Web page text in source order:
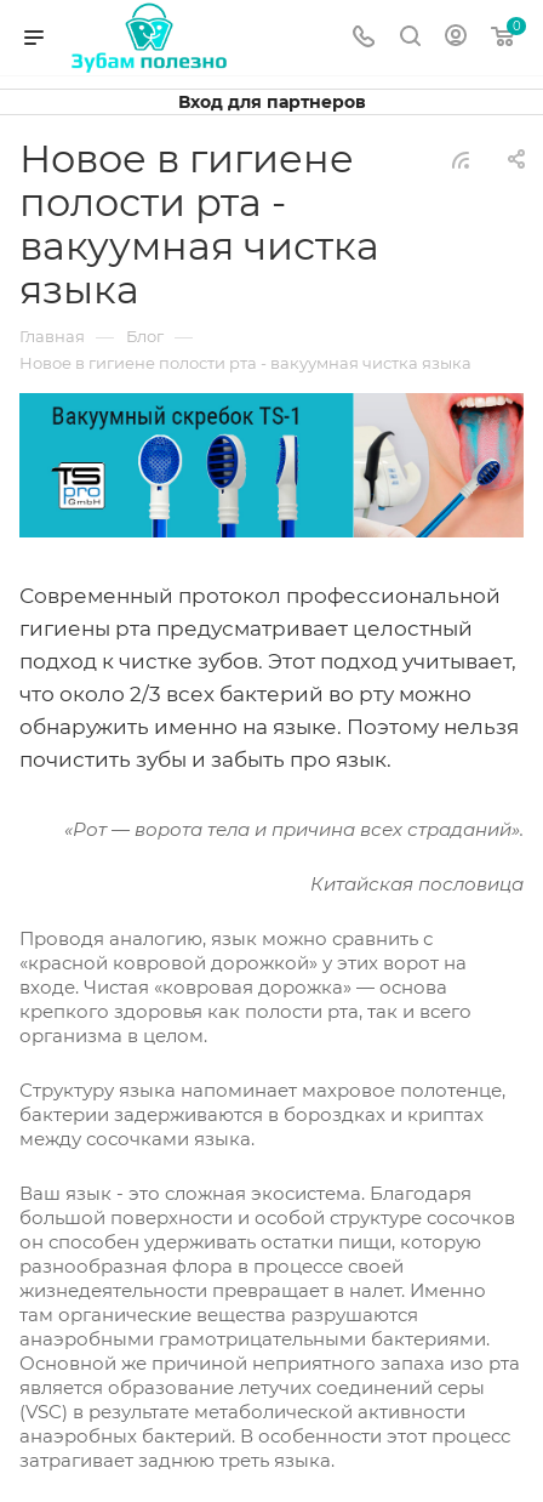
0
Вход для партнеров
Новое в гигиене
полости рта -
вакуумная чистка
языка
Главная — Блог —
Новое в гигиене полости рта - вакуумная чистка языка
Современный протокол профессиональной
гигиены рта предусматривает целостный
подход к чистке зубов. Этот подход учитывает,
что около 2/3 всех бактерий во рту можно
обнаружить именно на языке. Поэтому нельзя
почистить зубы и забыть про язык.
«Рот — ворота тела и причина всех страданий».
Китайская пословица
Проводя аналогию, язык можно сравнить с
«красной ковровой дорожкой» у этих ворот на
входе. Чистая «ковровая дорожка» — основа
крепкого здоровья как полости рта, так и всего
организма в целом.
Структуру языка напоминает махровое полотенце,
бактерии задерживаются в бороздках и криптах
между сосочками языка.
Ваш язык - это сложная экосистема. Благодаря
большой поверхности и особой структуре сосочков
он способен удерживать остатки пищи, которую
разнообразная флора в процессе своей
жизнедеятельности превращает в налет. Именно
там органические вещества разрушаются
анаэробными грамотрицательными бактериями.
Основной же причиной неприятного запаха изо рта
является образование летучих соединений серы
(VSC) в результате метаболической активности
анаэробных бактерий. В особенности этот процесс
затрагивает заднюю треть языка.